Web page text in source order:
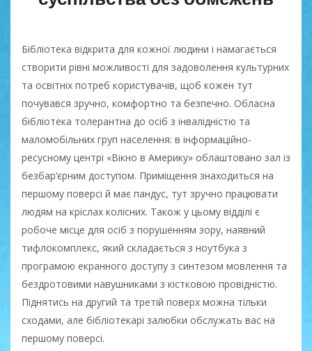
Бібліотека відкрита для кожної людини і намагається
створити рівні можливості для задоволення культурних
та освітніх потреб користувачів, щоб кожен тут
почувався зручно, комфортно та безпечно. Обласна
бібліотека толерантна до осіб з інвалідністю та
маломобільних груп населення: в інформаційно-
ресусному центрі «Вікно в Америку» облаштовано зал із
безбар’єрним доступом. Приміщення знаходиться на
першому поверсі й має пандус, тут зручно працювати
людям на кріслах колісних. Також у цьому відділі є
робоче місце для осіб з порушенням зору, наявний
тифлокомплекс, який складається з ноутбука з
програмою екранного доступу з синтезом мовлення та
бездротовими навушниками з кістковою провідністю.
Піднятись на другий та третій поверх можна тільки
сходами, але бібліотекарі залюбки обслужать вас на
першому поверсі.